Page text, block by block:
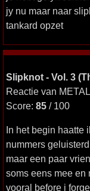
jy nu maar naar
tankard opzet
Slipknot - Vol. 3
Reactie van
Score: 85 / 100
In het begin haatte
nummers
maar een paar
soms eens mee en
vooral before i